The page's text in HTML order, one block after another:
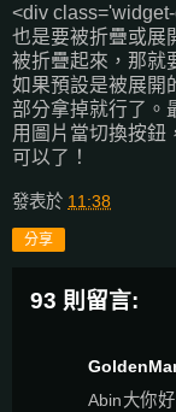
<div
也是要被折疊或展
被折疊起來，那就
如果預設是被展開
部分拿掉就行了。
用圖片當切換按鈕
可以了！
發表於 11:38
分享
93 則留言:
Abin大你